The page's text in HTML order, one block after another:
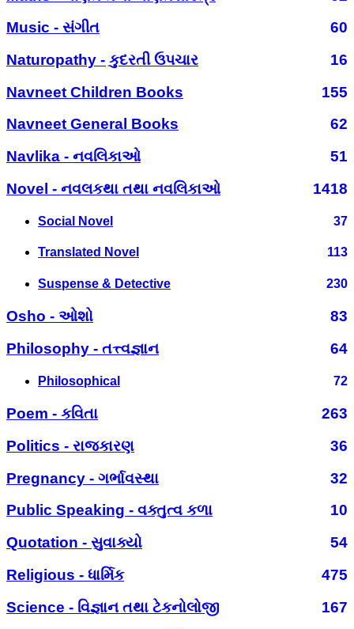
Music - સંગીત
60
Naturopathy - કુદરતી ઉપચાર
16
Navneet Children Books
155
Navneet General Books
62
Navlika - નવલિકાઓ
51
Novel - નવલકથા તથા નવલિકાઓ
1418
Social Novel 37
Translated Novel 113
Suspense & Detective 230
Osho - ઓશો
83
Philosophy - તત્ત્વજ્ઞાન
64
Philosophical 72
Poem - કવિતા
263
Politics - રાજકારણ
36
Pregnancy - ગર્ભાવસ્થા
32
Public Speaking - વક્તુત્વ કળા
10
Quotation - સુવાક્યો
54
Religious - ધાર્મિક
475
Science - વિજ્ઞાન તથા ટેકનોલોજી
167